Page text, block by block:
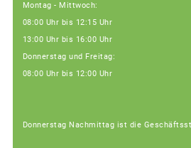
Montag - Mittwoch:
08:00 Uhr bis 12:15 Uhr
13:00 Uhr bis 16:00 Uhr
Donnerstag und Freitag:
08:00 Uhr bis 12:00 Uhr
Donnerstag Nachmittag ist die